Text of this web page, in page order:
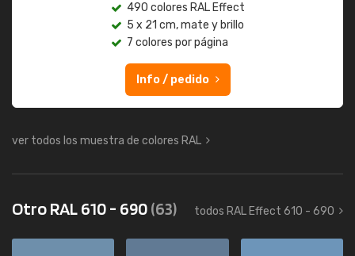
490 colores RAL Effect
5 x 21 cm, mate y brillo
7 colores por página
Info / pedido
ver todos los muestra de colores RAL
Otro RAL 610 - 690(63) todos RAL Effect 610 - 690